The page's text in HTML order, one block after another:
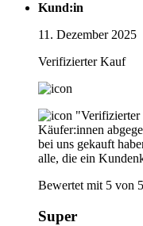
Kund:in
11. Dezember 2025
Verifizierter Kauf
"Verifizierter
Käufer:innen
bei uns gekauft
alle, die ein
Bewertet mit 5 von
Super